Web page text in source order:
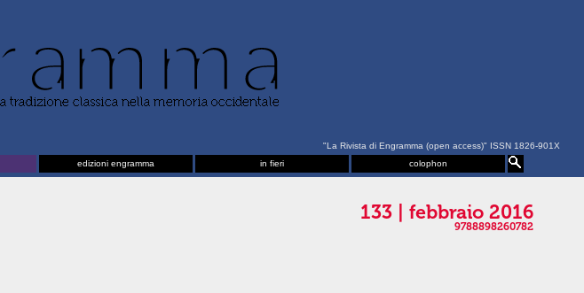
"La Rivista di Engramma (open access)" ISSN 1826-901X
edizioni engramma in fieri colophon
133 | febbraio 2016
9788898260782